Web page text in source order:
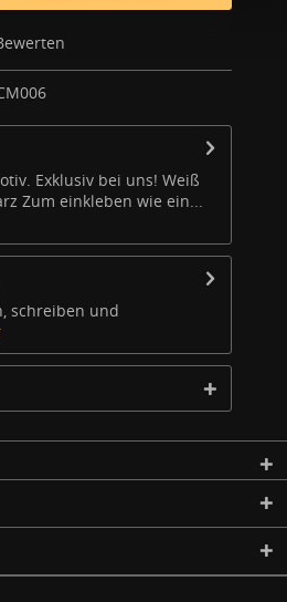
Exklusiv bei uns! Weiß
Zum einkleben wie ein...
schreiben und